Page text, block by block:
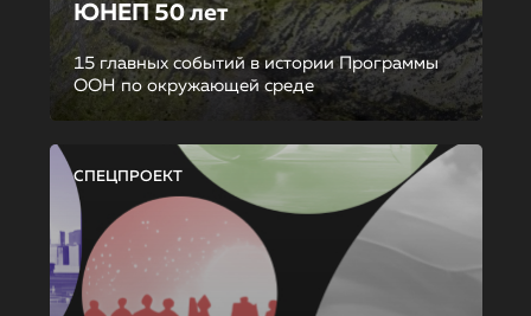
ЮНЕП 50 лет
15 главных событий в истории Программы
ООН по окружающей среде
СПЕЦПРОЕКТ